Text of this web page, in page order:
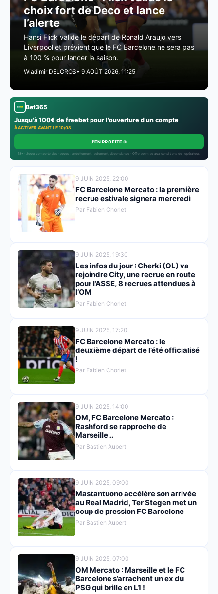
choix fort de Deco et lance
l’alerte
Hansi Flick valide le départ de Ronald Araujo vers
Liverpool et prévient que le FC Barcelone ne sera pas
à 100 % pour lancer la saison.
Wladimir DELCROS• 9 AOÛT 2026, 11:25
Bet365
Jusqu'à 100€ de freebet pour l'ouverture d'un compte
À ACTIVER AVANT LE 10/08
J'EN PROFITE→
18+ · Jouer comporte des risques : endettement, isolement, dépendance · Offre soumise aux conditions de l’opérateur.
9 JUIN 2025, 22:00
FC Barcelone Mercato : la première
recrue estivale signera mercredi
Par Fabien Chorlet
9 JUIN 2025, 19:30
Les infos du jour : Cherki (OL) va
rejoindre City, une recrue en route
pour l’ASSE, 8 recrues attendues à
l’OM
Par Fabien Chorlet
9 JUIN 2025, 17:20
FC Barcelone Mercato : le
deuxième départ de l’été officialisé
!
Par Fabien Chorlet
9 JUIN 2025, 14:00
OM, FC Barcelone Mercato :
Rashford se rapproche de
Marseille…
Par Bastien Aubert
9 JUIN 2025, 09:00
Mastantuono accélère son arrivée
au Real Madrid, Ter Stegen met un
coup de pression FC Barcelone
Par Bastien Aubert
9 JUIN 2025, 07:00
OM Mercato : Marseille et le FC
Barcelone s’arrachent un ex du
PSG qui brille en L1 !